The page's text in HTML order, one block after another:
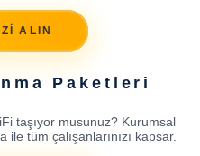
ALIN
Paketleri
taşıyor musunuz? Kurumsal
tüm çalışanlarınızı kapsar.